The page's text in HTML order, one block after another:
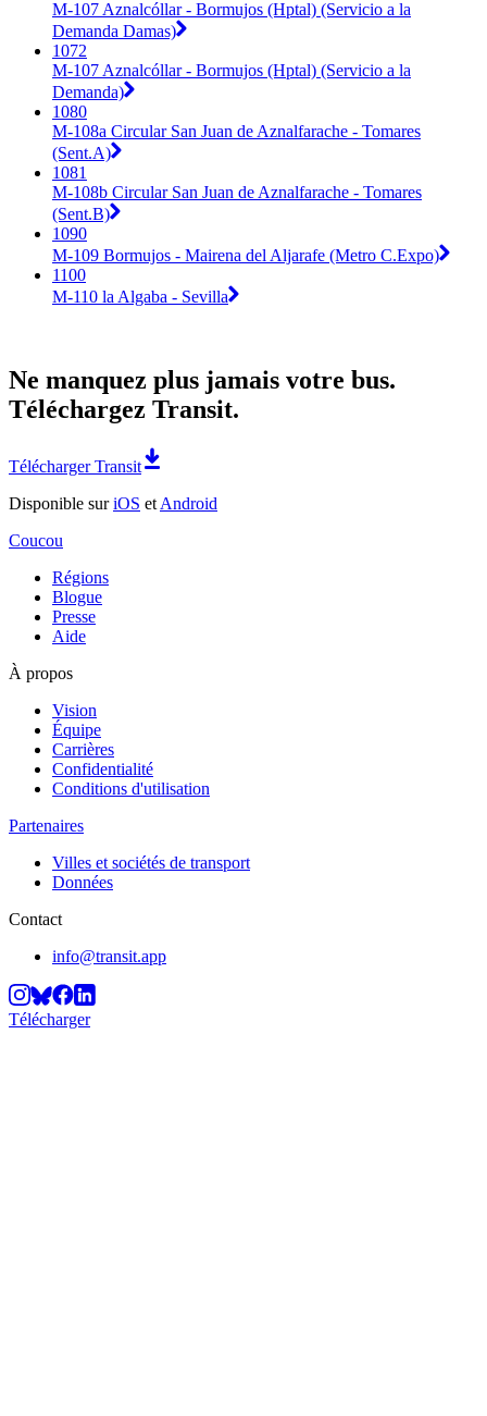
M-107 Aznalcóllar - Bormujos (Hptal) (Servicio a la
Demanda Damas)
1072
M-107 Aznalcóllar - Bormujos (Hptal) (Servicio a la
Demanda)
1080
M-108a Circular San Juan de Aznalfarache - Tomares
(Sent.A)
1081
M-108b Circular San Juan de Aznalfarache - Tomares
(Sent.B)
1090
M-109 Bormujos - Mairena del Aljarafe (Metro C.Expo)
1100
M-110 la Algaba - Sevilla
Ne manquez plus jamais votre bus.
Téléchargez Transit.
Télécharger Transit
Disponible suriOS et Android
Coucou
Régions
Blogue
Presse
Aide
À propos
Vision
Équipe
Carrières
Confidentialité
Conditions d'utilisation
Partenaires
Villes et sociétés de transport
Données
Contact
info@transit.app
Télécharger